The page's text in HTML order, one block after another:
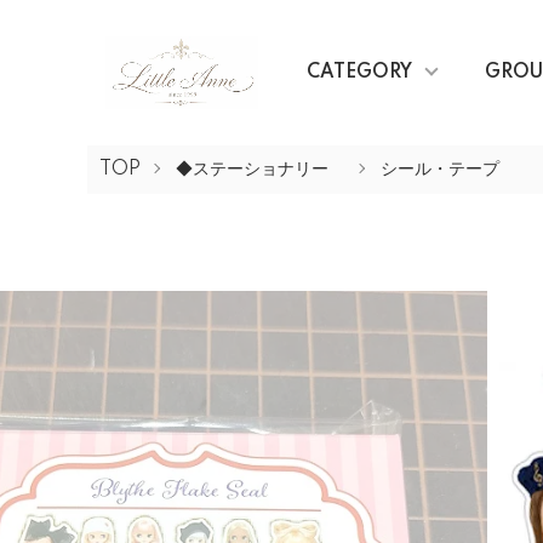
CATEGORY
TOP ◆ステーショナリー シール・テープ